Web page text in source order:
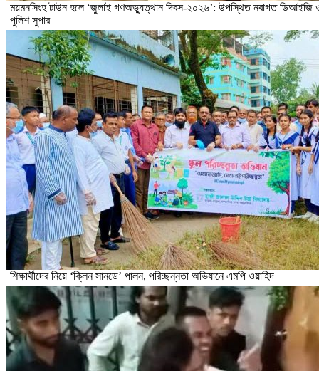
ময়মনসিংহ টাউন হলে ‘জুলাই গণঅভ্যুত্থান দিবস-২০২৬’: উপস্থিত নবাগত ডিআইজি
পুলিশ সুপার
শিক্ষার্থীদের নিয়ে ‘ক্লিন সানডে’ পালন, পরিচ্ছন্নতা অভিযানে এমপি ওয়াহিদ